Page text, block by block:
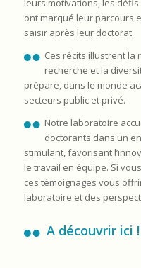
leurs motivations, les
ont marqué leur parcours
saisir après leur doctorat.
Ces récits illustrent la
recherche et la
prépare, dans le monde
secteurs public et privé.
Notre laboratoire
doctorants dans un
stimulant, favorisant
le travail en équipe. Si
ces témoignages vous
laboratoire et des
A découvrir ici !